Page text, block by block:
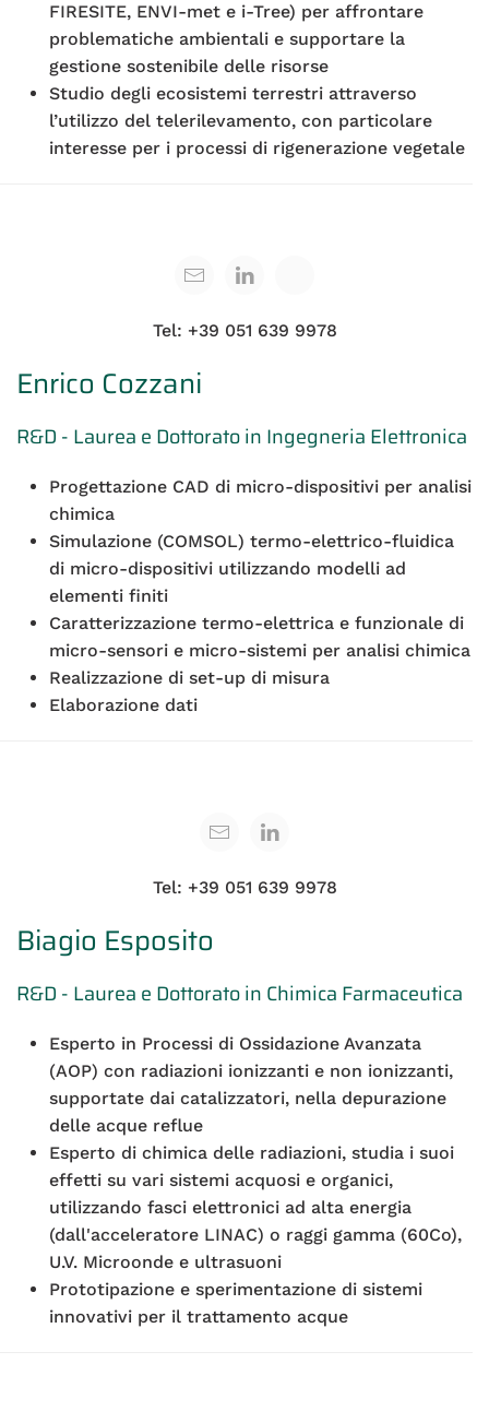
FIRESITE, ENVI-met e i-Tree) per affrontare
problematiche ambientali e supportare la
gestione sostenibile delle risorse
Studio degli ecosistemi terrestri attraverso
l’utilizzo del telerilevamento, con particolare
interesse per i processi di rigenerazione vegetale
Tel: +39 051 639 9978
Enrico Cozzani
R&D - Laurea e Dottorato in Ingegneria Elettronica
Progettazione CAD di micro-dispositivi per analisi
chimica
Simulazione (COMSOL) termo-elettrico-fluidica
di micro-dispositivi utilizzando modelli ad
elementi finiti
Caratterizzazione termo-elettrica e funzionale di
micro-sensori e micro-sistemi per analisi chimica
Realizzazione di set-up di misura
Elaborazione dati
Tel: +39 051 639 9978
Biagio Esposito
R&D - Laurea e Dottorato in Chimica Farmaceutica
Esperto in Processi di Ossidazione Avanzata
(AOP) con radiazioni ionizzanti e non ionizzanti,
supportate dai catalizzatori, nella depurazione
delle acque reflue
Esperto di chimica delle radiazioni, studia i suoi
effetti su vari sistemi acquosi e organici,
utilizzando fasci elettronici ad alta energia
(dall'acceleratore LINAC) o raggi gamma (60Co),
U.V. Microonde e ultrasuoni
Prototipazione e sperimentazione di sistemi
innovativi per il trattamento acque